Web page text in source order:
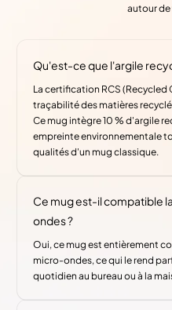
autour
Qu'est-ce que l'argile
La certification RCS
traçabilité des matières
Ce mug intègre 10 % d'argile
empreinte environnementale
qualités d'un mug classique.
Ce mug est-il compatible
ondes ?
Oui, ce mug est entièrement
micro-ondes, ce qui le rend
quotidien au bureau ou à la